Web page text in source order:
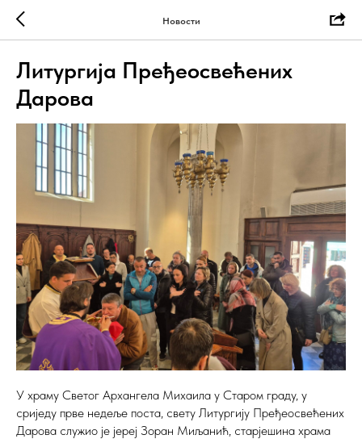
Новости
Литургија Пређеосвећених
Дарова
У храму Светог Архангела Михаила у Старом граду, у
сриједу прве недеље поста, свету Литургију Пређеосвећених
Дарова служио је јереј Зоран Миљанић, старјешина храма